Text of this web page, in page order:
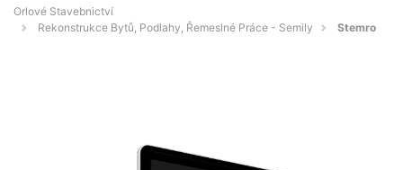
Orlové Stavebnictví
Rekonstrukce Bytů, Podlahy, Řemeslné Práce - Semily
Stemro